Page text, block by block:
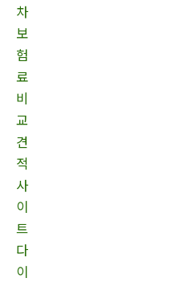
차
보
험
료
비
교
견
적
사
이
트
다
이